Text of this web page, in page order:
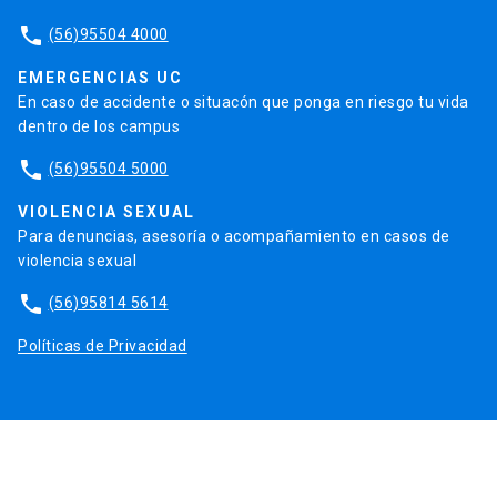
phone (56)95504 4000
EMERGENCIAS UC
En caso de accidente o situacón que ponga en riesgo tu vida
dentro de los campus
phone (56)95504 5000
VIOLENCIA SEXUAL
Para denuncias, asesoría o acompañamiento en casos de
violencia sexual
phone (56)95814 5614
Políticas de Privacidad